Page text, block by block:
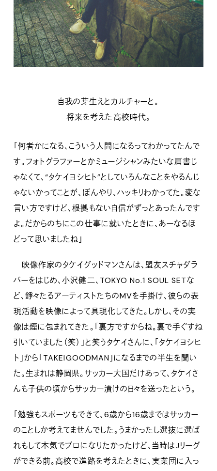
自我の芽生えとカルチャーと。
将来を考えた高校時代。
「何者かになる、こういう人間になるってわかってたんで
す。フォトグラファーとかミュージシャンみたいな肩書じ
ゃなくて、“タケイヨシヒト”としていろんなことをやるんじ
ゃないかってことが、ぼんやり、ハッキリわかってた。変な
言い方ですけど、根拠もない自信がずっとあったんです
よ。だからのちにこの仕事に就いたときに、あーなるほ
どって思いましたね」
映像作家のタケイグッドマンさんは、盟友スチャダラ
パーをはじめ、小沢健二、TOKYO No.1 SOUL SETな
ど、錚々たるアーティストたちのMVを手掛け、彼らの表
現活動を映像によって具現化してきた。しかし、その実
像は煙に包まれてきた。「裏方ですからね。裏で手ぐすね
引いていました（笑）」と笑うタケイさんに、「タケイヨシヒ
ト」から「TAKEIGOODMAN」になるまでの半生を聞い
た。生まれは静岡県。サッカー大国だけあって、タケイさ
んも子供の頃からサッカー漬けの日々を送ったという。
「勉強もスポーツもできて、6歳から16歳まではサッカー
のことしか考えてませんでした。うまかったし選抜に選ば
れもして本気でプロになりたかったけど、当時はJリーグ
ができる前。高校で進路を考えたときに、実業団に入っ